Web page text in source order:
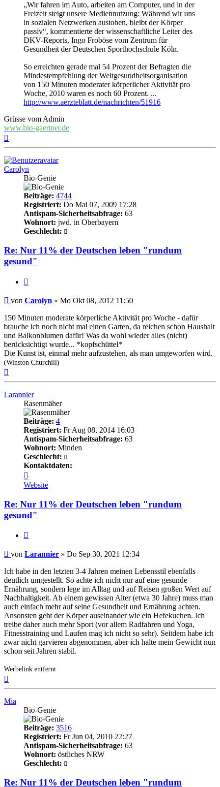
„Wir fahren im Auto, arbeiten am Computer, und in der
Freizeit steigt unsere Medien­nutzung: Während wir uns
in sozialen Netzwerken austoben, bleibt der Körper
passiv“, kommentierte der wissenschaftliche Leiter des
DKV-Reports, Ingo Froböse vom Zentrum für
Gesundheit der Deutschen Sporthochschule Köln.
So erreichten gerade mal 54 Prozent der Befragten die
Mindestempfehlung der Weltgesundheitsorganisation
von 150 Minuten moderater körperlicher Aktivität pro
Woche, 2010 waren es noch 60 Prozent. ...
http://www.aerzteblatt.de/nachrichten/51916
Grüsse vom Admin
www.bio-gaertner.de
oben
Carolyn
Bio-Genie
Beiträge: 4744
Registriert: Do Mai 07, 2009 17:28
Antispam-Sicherheitsabfrage: 63
Wohnort: jwd. in Oberbayern
Geschlecht:
Re: Nur 11% der Deutschen leben "rundum
gesund"
Beitrag
von Carolyn » Mo Okt 08, 2012 11:50
150 Minuten moderate körperliche Aktivität pro Woche - dafür
brauche ich noch nicht mal einen Garten, da reichen schon Haushalt
und Balkonblumen dafür! Was da wohl wieder alles (nicht)
berücksichtigt wurde... *kopfschüttel*
Die Kunst ist, einmal mehr aufzustehen, als man umgeworfen wird.
(Winston Churchill)
Larannier
Rasenmäher
Beiträge: 4
Registriert: Fr Aug 08, 2014 16:03
Antispam-Sicherheitsabfrage: 63
Wohnort: Minden
Geschlecht:
Kontaktdaten:
von
Larannier
Website
Re: Nur 11% der Deutschen leben "rundum
gesund"
Beitrag
von Larannier » Do Sep 30, 2021 12:34
Ich habe in den letzten 3-4 Jahren meinen Lebensstil ebenfalls
deutlich umgestellt. So achte ich nicht nur auf eine gesunde
Ernährung, sondern lege im Alltag und auf Reisen großen Wert auf
Nachhaltigkeit. Ab einem gewissen Alter (etwa 30 Jahre) muss man
auch einfach mehr auf seine Gesundheit und Ernährung achten.
Ansonsten geht der Körper auseinander wie ein Hefekuchen. Ich
treibe daher auch mehr Sport (vor allem Radfahren und Yoga,
Fitnesstraining und Laufen mag ich nicht so sehr). Seitdem habe ich
zwar nicht garvieren abgenommen, aber ich halte mein Gewicht nun
schon seit Jahren stabil.
Werbelink entfernt
Mia
Bio-Genie
Beiträge: 3516
Registriert: Fr Jun 04, 2010 22:27
Antispam-Sicherheitsabfrage: 63
Wohnort: östliches NRW
Geschlecht:
Re: Nur 11% der Deutschen leben "rundum